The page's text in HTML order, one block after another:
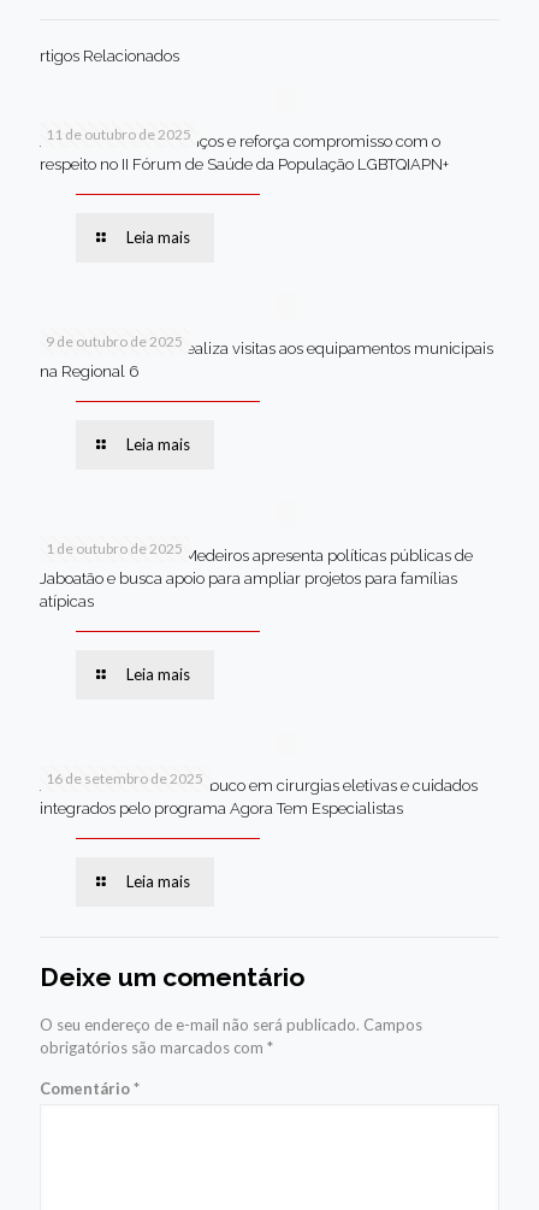
rtigos Relacionados
11 de outubro de 2025
Jaboatão celebra avanços e reforça compromisso com o
respeito no II Fórum de Saúde da População LGBTQIAPN+
Leia mais
9 de outubro de 2025
Van dos secretários realiza visitas aos equipamentos municipais
na Regional 6
Leia mais
1 de outubro de 2025
Em Brasília, Andréa Medeiros apresenta políticas públicas de
Jaboatão e busca apoio para ampliar projetos para famílias
atípicas
Leia mais
16 de setembro de 2025
Jaboatão lidera Pernambuco em cirurgias eletivas e cuidados
integrados pelo programa Agora Tem Especialistas
Leia mais
Deixe um comentário
O seu endereço de e-mail não será publicado. Campos
obrigatórios são marcados com *
Comentário*